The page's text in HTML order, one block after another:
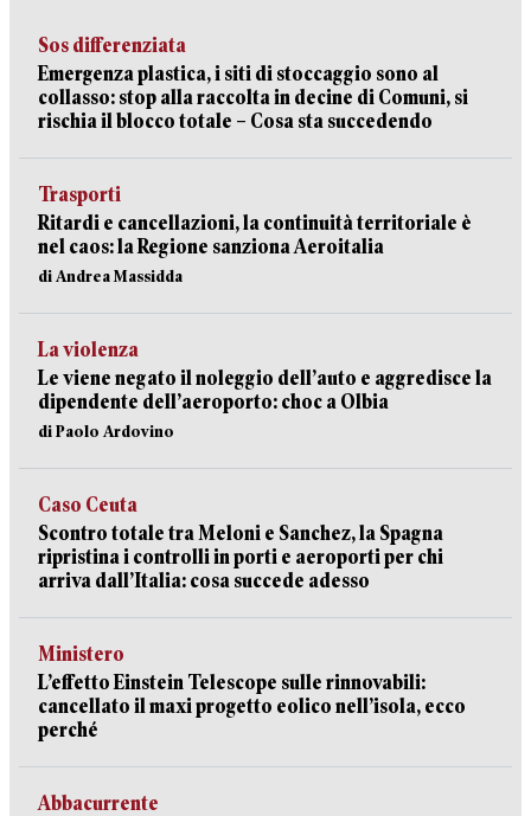
Sos differenziata
Emergenza plastica, i siti di stoccaggio sono al
collasso: stop alla raccolta in decine di Comuni, si
rischia il blocco totale – Cosa sta succedendo
Trasporti
Ritardi e cancellazioni, la continuità territoriale è
nel caos: la Regione sanziona Aeroitalia
di Andrea Massidda
La violenza
Le viene negato il noleggio dell’auto e aggredisce la
dipendente dell’aeroporto: choc a Olbia
di Paolo Ardovino
Caso Ceuta
Scontro totale tra Meloni e Sanchez, la Spagna
ripristina i controlli in porti e aeroporti per chi
arriva dall’Italia: cosa succede adesso
Ministero
L’effetto Einstein Telescope sulle rinnovabili:
cancellato il maxi progetto eolico nell’isola, ecco
perché
Abbacurrente